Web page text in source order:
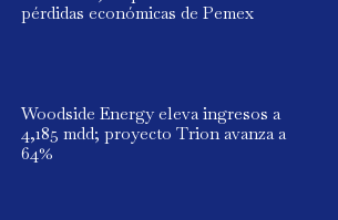
pérdidas económicas de Pemex
Woodside Energy eleva ingresos a
4,185 mdd; proyecto Trion avanza a
64%